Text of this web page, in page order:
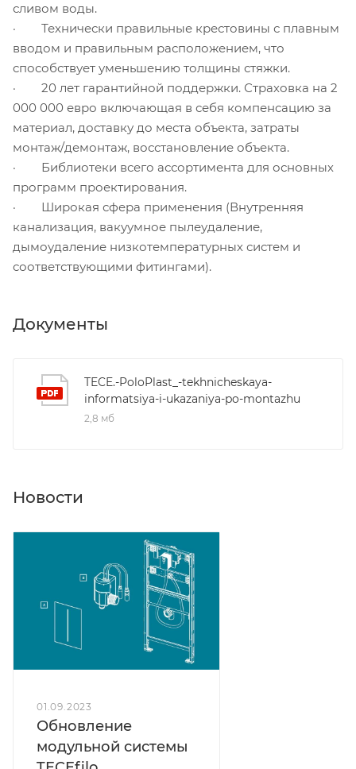
сливом воды.
· Технически правильные крестовины с плавным
вводом и правильным расположением, что
способствует уменьшению толщины стяжки.
· 20 лет гарантийной поддержки. Страховка на 2
000 000 евро включающая в себя компенсацию за
материал, доставку до места объекта, затраты
монтаж/демонтаж, восстановление объекта.
· Библиотеки всего ассортимента для основных
программ проектирования.
· Широкая сфера применения (Внутренняя
канализация, вакуумное пылеудаление,
дымоудаление низкотемпературных систем и
соответствующими фитингами).
Документы
TECE.-PoloPlast_-tekhnicheskaya-
informatsiya-i-ukazaniya-po-montazhu
2,8 мб
Новости
01.09.2023
Обновление
модульной системы